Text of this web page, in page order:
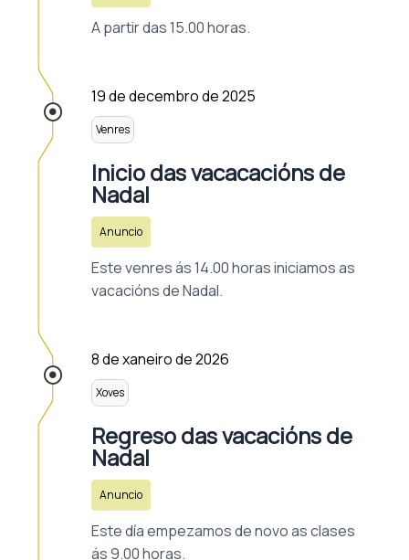
A partir das 15.00 horas.
19 de decembro de 2025
Venres
Inicio das vacacacións de
Nadal
Anuncio
Este venres ás 14.00 horas iniciamos as
vacacións de Nadal.
8 de xaneiro de 2026
Xoves
Regreso das vacacións de
Nadal
Anuncio
Este día empezamos de novo as clases
ás 9.00 horas.